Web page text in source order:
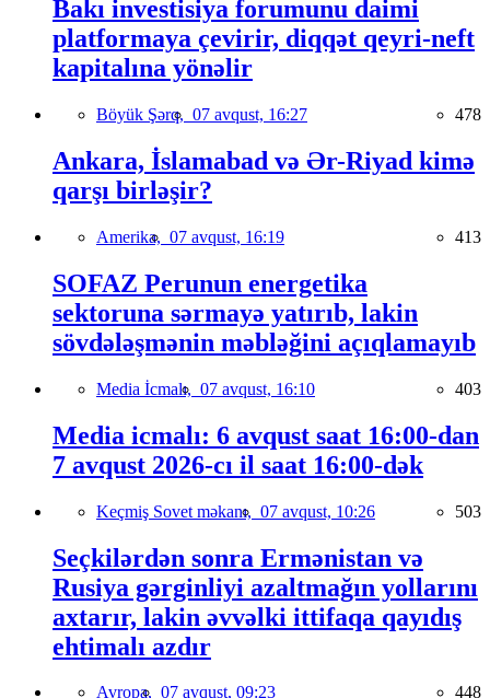
Bakı investisiya forumunu daimi
platformaya çevirir, diqqət qeyri-neft
kapitalına yönəlir
Böyük Şərq, 07 avqust, 16:27 478
Ankara, İslamabad və Ər-Riyad kimə
qarşı birləşir?
Amerika, 07 avqust, 16:19 413
SOFAZ Perunun energetika
sektoruna sərmayə yatırıb, lakin
sövdələşmənin məbləğini açıqlamayıb
Media İcmalı, 07 avqust, 16:10 403
Media icmalı: 6 avqust saat 16:00-dan
7 avqust 2026-cı il saat 16:00-dək
Keçmiş Sovet məkanı, 07 avqust, 10:26 503
Seçkilərdən sonra Ermənistan və
Rusiya gərginliyi azaltmağın yollarını
axtarır, lakin əvvəlki ittifaqa qayıdış
ehtimalı azdır
Avropa, 07 avqust, 09:23 448